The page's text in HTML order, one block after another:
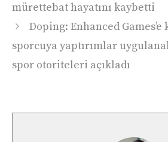
mürettebat hayatını kaybetti
Doping: Enhanced Games’e
sporcuya yaptırımlar
spor otoriteleri açıkladı